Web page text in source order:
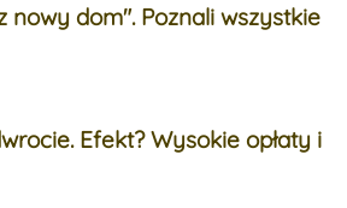
nowy dom". Poznali wszystkie
Efekt? Wysokie opłaty i